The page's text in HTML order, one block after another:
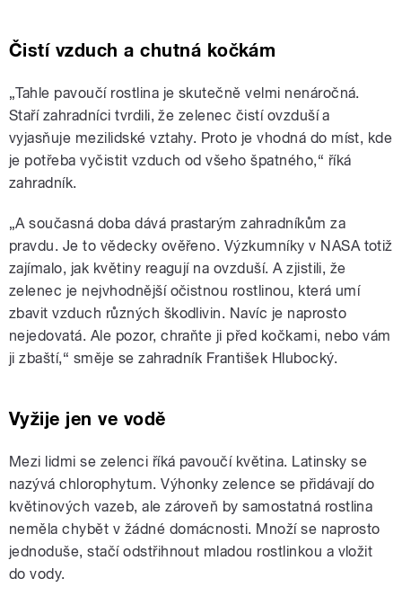
Čistí vzduch a chutná kočkám
„Tahle pavoučí rostlina je skutečně velmi nenáročná.
Staří zahradníci tvrdili, že zelenec čistí ovzduší a
vyjasňuje mezilidské vztahy. Proto je vhodná do míst, kde
je potřeba vyčistit vzduch od všeho špatného,“ říká
zahradník.
„A současná doba dává prastarým zahradníkům za
pravdu. Je to vědecky ověřeno. Výzkumníky v NASA totiž
zajímalo, jak květiny reagují na ovzduší. A zjistili, že
zelenec je nejvhodnější očistnou rostlinou, která umí
zbavit vzduch různých škodlivin. Navíc je naprosto
nejedovatá. Ale pozor, chraňte ji před kočkami, nebo vám
ji zbaští,“ směje se zahradník František Hlubocký.
Vyžije jen ve vodě
Mezi lidmi se zelenci říká pavoučí květina. Latinsky se
nazývá chlorophytum. Výhonky zelence se přidávají do
květinových vazeb, ale zároveň by samostatná rostlina
neměla chybět v žádné domácnosti. Množí se naprosto
jednoduše, stačí odstřihnout mladou rostlinkou a vložit
do vody.